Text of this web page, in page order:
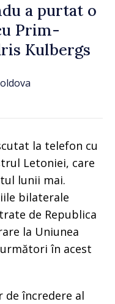
a purtat o
Prim-
Kulbergs
la telefon cu
Letoniei, care
lunii mai.
bilaterale
de Republica
la Uniunea
în acest
de încredere al